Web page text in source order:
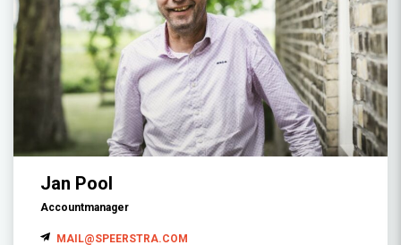
Jan Pool
Accountmanager
MAIL@SPEERSTRA.COM